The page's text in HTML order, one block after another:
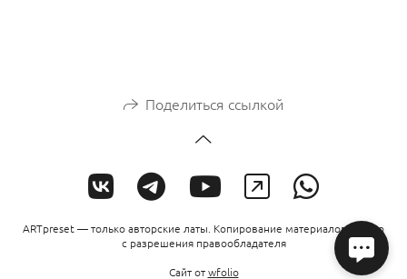
Поделиться ссылкой
ARTpreset — только авторские латы. Копирование материалов только
с разрешения правообладателя
Сайт отwfolio